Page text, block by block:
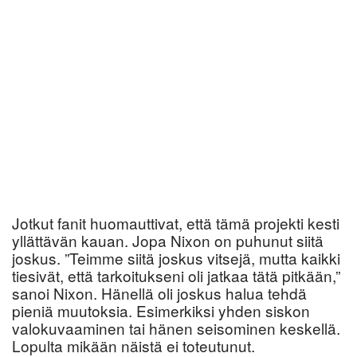
Jotkut fanit huomauttivat, että tämä projekti kesti
yllättävän kauan. Jopa Nixon on puhunut siitä
joskus. ”Teimme siitä joskus vitsejä, mutta kaikki
tiesivät, että tarkoitukseni oli jatkaa tätä pitkään,”
sanoi Nixon. Hänellä oli joskus halua tehdä
pieniä muutoksia. Esimerkiksi yhden siskon
valokuvaaminen tai hänen seisominen keskellä.
Lopulta mikään näistä ei toteutunut.